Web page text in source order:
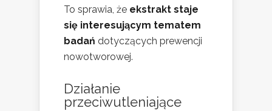
To sprawia, że ekstrakt staje
się interesującym tematem
badań dotyczących prewencji
nowotworowej.
Działanie
przeciwutleniające